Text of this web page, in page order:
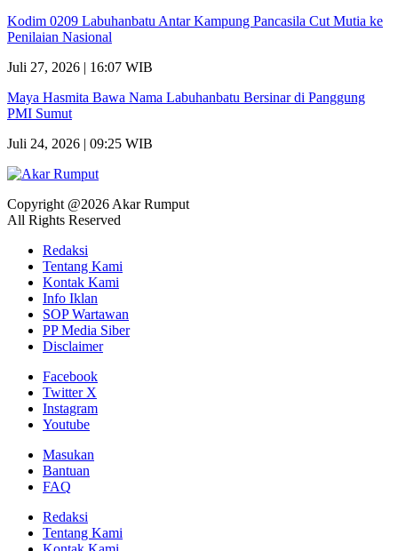
Kodim 0209 Labuhanbatu Antar Kampung Pancasila Cut Mutia ke
Penilaian Nasional
Juli 27, 2026 | 16:07 WIB
Maya Hasmita Bawa Nama Labuhanbatu Bersinar di Panggung
PMI Sumut
Juli 24, 2026 | 09:25 WIB
Copyright @2026 Akar Rumput
All Rights Reserved
Redaksi
Tentang Kami
Kontak Kami
Info Iklan
SOP Wartawan
PP Media Siber
Disclaimer
Facebook
Twitter X
Instagram
Youtube
Masukan
Bantuan
FAQ
Redaksi
Tentang Kami